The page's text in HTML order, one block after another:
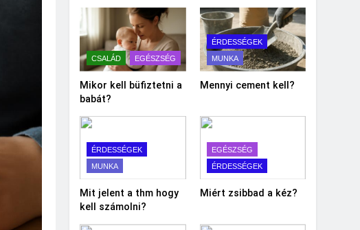
CSALÁD EGÉSZSÉG
Mikor kell büfiztetni a
babát?
ÉRDESSÉGEK
MUNKA
Mennyi cement kell?
ÉRDESSÉGEK
MUNKA
Mit jelent a thm hogy
kell számolni?
EGÉSZSÉG
ÉRDESSÉGEK
Miért zsibbad a kéz?